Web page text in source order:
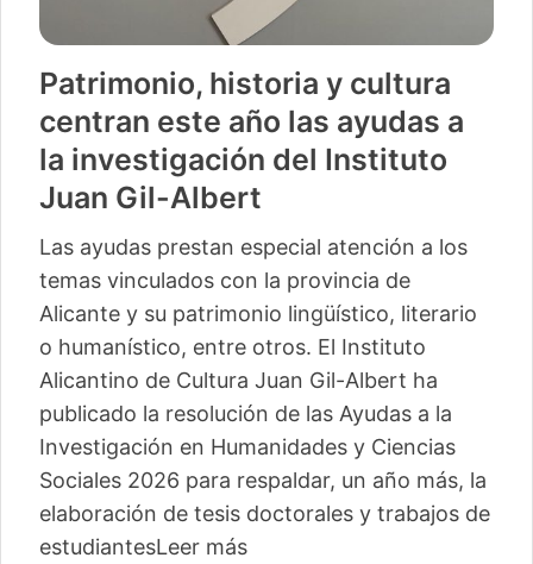
Patrimonio, historia y cultura
centran este año las ayudas a
la investigación del Instituto
Juan Gil-Albert
Las ayudas prestan especial atención a los
temas vinculados con la provincia de
Alicante y su patrimonio lingüístico, literario
o humanístico, entre otros. El Instituto
Alicantino de Cultura Juan Gil-Albert ha
publicado la resolución de las Ayudas a la
Investigación en Humanidades y Ciencias
Sociales 2026 para respaldar, un año más, la
elaboración de tesis doctorales y trabajos de
estudiantesLeer más